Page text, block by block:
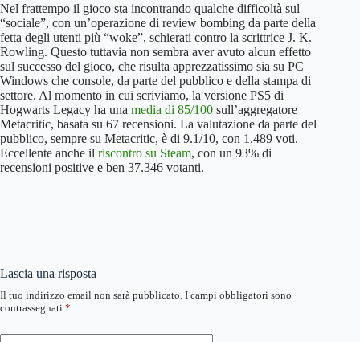
Nel frattempo il gioco sta incontrando qualche difficoltà sul
“sociale”, con un’operazione di review bombing da parte della
fetta degli utenti più “woke”, schierati contro la scrittrice J. K.
Rowling. Questo tuttavia non sembra aver avuto alcun effetto
sul successo del gioco, che risulta apprezzatissimo sia su PC
Windows che console, da parte del pubblico e della stampa di
settore. Al momento in cui scriviamo, la versione PS5 di
Hogwarts Legacy ha una media di 85/100 sull’aggregatore
Metacritic, basata su 67 recensioni. La valutazione da parte del
pubblico, sempre su Metacritic, è di 9.1/10, con 1.489 voti.
Eccellente anche il riscontro su Steam, con un 93% di
recensioni positive e ben 37.346 votanti.
Lascia una risposta
Il tuo indirizzo email non sarà pubblicato. I campi obbligatori sono
contrassegnati *